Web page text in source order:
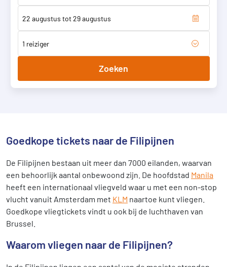
1 reiziger
Zoeken
Goedkope tickets naar de Filipijnen
De Filipijnen bestaan uit meer dan 7000 eilanden, waarvan
een behoorlijk aantal onbewoond zijn. De hoofdstad Manila
heeft een internationaal vliegveld waar u met een non-stop
vlucht vanuit Amsterdam met KLM naartoe kunt vliegen.
Goedkope vliegtickets vindt u ook bij de luchthaven van
Brussel.
Waarom vliegen naar de Filipijnen?